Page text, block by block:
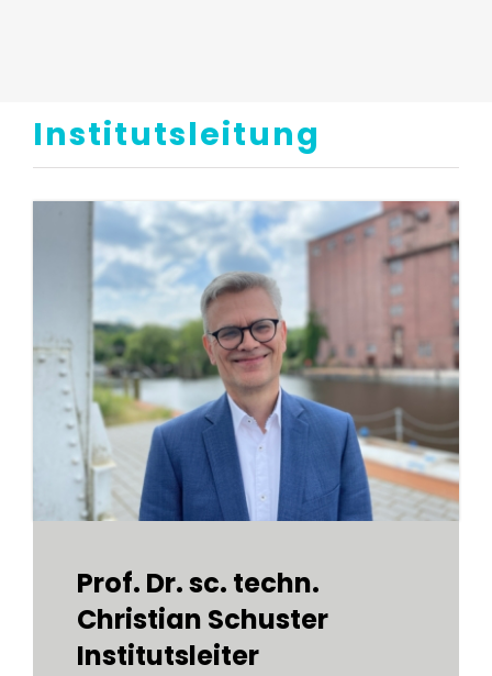
Institutsleitung
Prof. Dr. sc. techn.
Christian Schuster
Institutsleiter